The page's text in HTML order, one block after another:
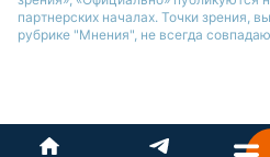
партнерских началах. Точки зрения,
рубрике "Мнения", не всегда